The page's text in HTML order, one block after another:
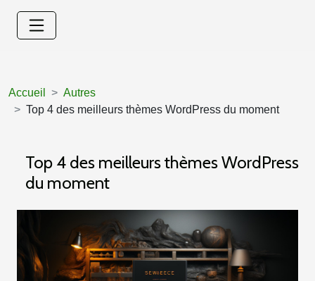
Accueil
Autres
Top 4 des meilleurs thèmes WordPress du moment
Top 4 des meilleurs thèmes WordPress
du moment